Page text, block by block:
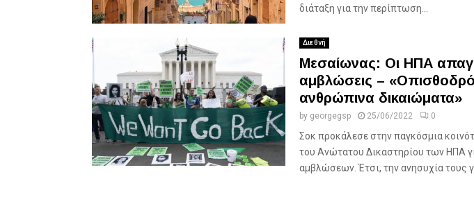
διάταξη για την περίπτωση...
Διεθνή
Μεσαίωνας: Οι ΗΠΑ
αμβλώσεις –
ανθρώπινα δικαιώματα»
by georgegsp 25/06/2022 0
Σοκ προκάλεσε στην παγκόσμια
του Ανώτατου Δικαστηρίου των ΗΠΑ
αμβλώσεων. Έτσι, την ανησυχία τους